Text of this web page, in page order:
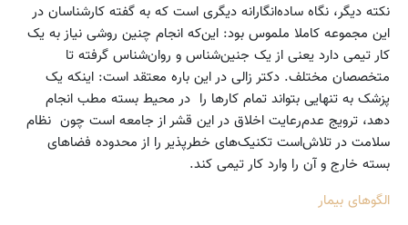
نکته دیگر، نگاه ساده‌انگارانه دیگری است که به گفته کارشناسان در
این مجموعه کاملا ملموس بود: این‌که انجام چنین روشی نیاز به یک
کار تیمی دارد یعنی از یک جنین‌شناس و روان‌شناس گرفته تا
متخصصان مختلف. دکتر زالی در این باره معتقد است: اینکه یک
پزشک به تنهایی بتواند تمام کارها را ‌ در محیط بسته مطب انجام
دهد، ترویج عدم‌رعایت اخلاق در این قشر از جامعه است چون نظام
سلامت در تلاش‌است تکنیک‌های خطر‌پذیر را از محدوده فضاهای
بسته خارج و آن را وارد کار تیمی کند.
الگوهای بیمار